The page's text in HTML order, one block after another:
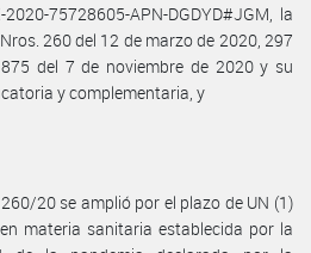
75728605-APN-DGDYD#JGM, la
260 del 12 de marzo de 2020, 297
del 7 de noviembre de 2020 y su
y complementaria, y
20 se amplió por el plazo de UN (1)
materia sanitaria establecida por la